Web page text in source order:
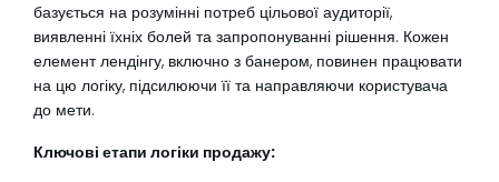
базується на розумінні потреб цільової аудиторії,
виявленні їхніх болей та запропонуванні рішення. Кожен
елемент лендінгу, включно з банером, повинен працювати
на цю логіку, підсилюючи її та направляючи користувача
до мети.
Ключові етапи логіки продажу: